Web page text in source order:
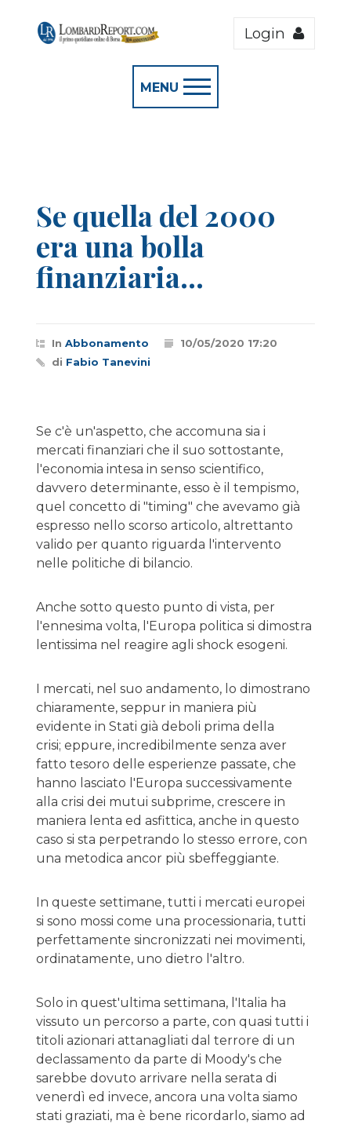
Login
MENU
Se quella del 2000
era una bolla
finanziaria...
In Abbonamento
10/05/2020 17:20
di Fabio Tanevini
Se c'è un'aspetto, che accomuna sia i
mercati finanziari che il suo sottostante,
l'economia intesa in senso scientifico,
davvero determinante, esso è il tempismo,
quel concetto di "timing" che avevamo già
espresso nello scorso articolo, altrettanto
valido per quanto riguarda l'intervento
nelle politiche di bilancio.
Anche sotto questo punto di vista, per
l'ennesima volta, l'Europa politica si dimostra
lentissima nel reagire agli shock esogeni.
I mercati, nel suo andamento, lo dimostrano
chiaramente, seppur in maniera più
evidente in Stati già deboli prima della
crisi; eppure, incredibilmente senza aver
fatto tesoro delle esperienze passate, che
hanno lasciato l'Europa successivamente
alla crisi dei mutui subprime, crescere in
maniera lenta ed asfittica, anche in questo
caso si sta perpetrando lo stesso errore, con
una metodica ancor più sbeffeggiante.
In queste settimane, tutti i mercati europei
si sono mossi come una processionaria, tutti
perfettamente sincronizzati nei movimenti,
ordinatamente, uno dietro l'altro.
Solo in quest'ultima settimana, l'Italia ha
vissuto un percorso a parte, con quasi tutti i
titoli azionari attanagliati dal terrore di un
declassamento da parte di Moody's che
sarebbe dovuto arrivare nella serata di
venerdì ed invece, ancora una volta siamo
stati graziati, ma è bene ricordarlo, siamo ad